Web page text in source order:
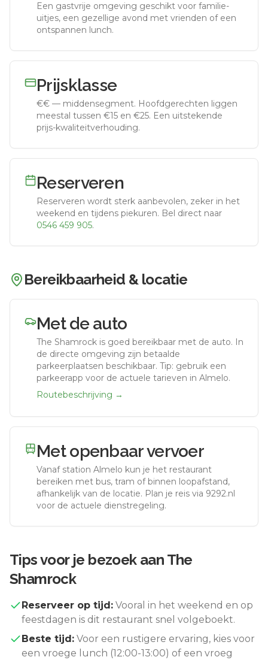
Een gastvrije omgeving geschikt voor familie-
uitjes, een gezellige avond met vrienden of een
ontspannen lunch.
Prijsklasse
€€ — middensegment. Hoofdgerechten liggen
meestal tussen €15 en €25. Een uitstekende
prijs-kwaliteitverhouding.
Reserveren
Reserveren wordt sterk aanbevolen, zeker in het
weekend en tijdens piekuren. Bel direct naar
0546 459 905.
Bereikbaarheid & locatie
Met de auto
The Shamrock is goed bereikbaar met de auto. In
de directe omgeving zijn betaalde
parkeerplaatsen beschikbaar. Tip: gebruik een
parkeerapp voor de actuele tarieven in Almelo.
Routebeschrijving →
Met openbaar vervoer
Vanaf station Almelo kun je het restaurant
bereiken met bus, tram of binnen loopafstand,
afhankelijk van de locatie. Plan je reis via 9292.nl
voor de actuele dienstregeling.
Tips voor je bezoek aan The
Shamrock
Reserveer op tijd: Vooral in het weekend en op
feestdagen is dit restaurant snel volgeboekt.
Beste tijd: Voor een rustigere ervaring, kies voor
een vroege lunch (12:00-13:00) of een vroeg